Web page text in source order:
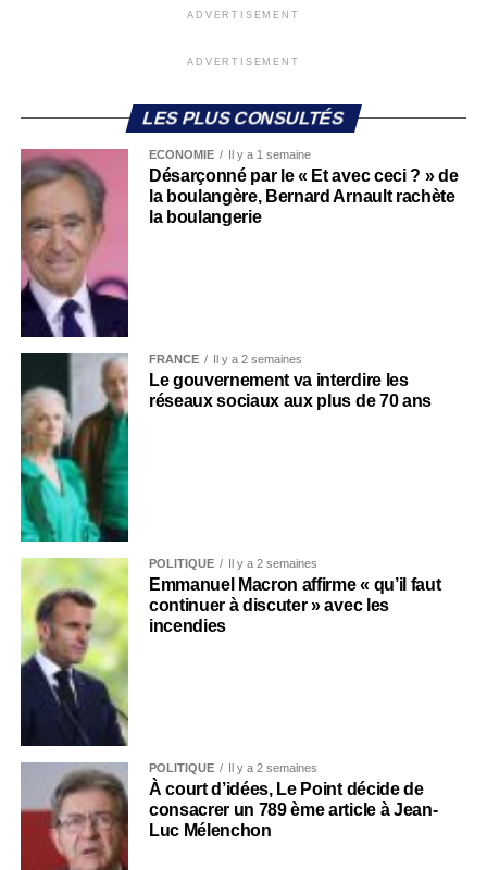
ADVERTISEMENT
ADVERTISEMENT
LES PLUS CONSULTÉS
ECONOMIE Il y a 1 semaine
Désarçonné par le « Et avec ceci ? » de
la boulangère, Bernard Arnault rachète
la boulangerie
FRANCE Il y a 2 semaines
Le gouvernement va interdire les
réseaux sociaux aux plus de 70 ans
POLITIQUE Il y a 2 semaines
Emmanuel Macron affirme « qu’il faut
continuer à discuter » avec les
incendies
POLITIQUE Il y a 2 semaines
À court d’idées, Le Point décide de
consacrer un 789 ème article à Jean-
Luc Mélenchon